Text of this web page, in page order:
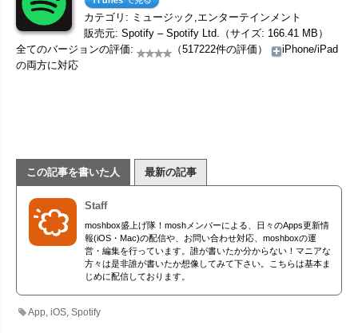
カテゴリ: ミュージック,エンターテインメント
販売元: Spotify – Spotify Ltd.（サイズ: 166.41 MB）
全てのバージョンの評価:
（517222件の評価）
iPhone/iPad
の両方に対応
この記事を書いた人 最新の記事
Staff
moshbox盛上げ隊！moshメンバーによる、日々のApps更新情
報(iOS・Mac)の配信や、お問い合わせ対応、moshboxの運
営・編集を行っています。誰が書いたか分からない！マニアな
方々は是非誰が書いたか想像してみて下さい。こちらは基本ま
じめに配信しております。
App ,iOS ,Spotify